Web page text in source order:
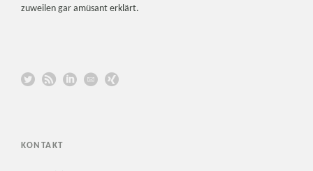
zuweilen gar amüsant erklärt.
KONTAKT